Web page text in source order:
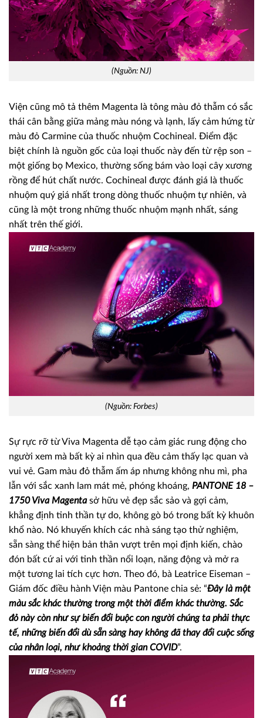
(Nguồn: NJ)
Viện cũng mô tả thêm Magenta là tông màu đỏ thẫm có sắc
thái cân bằng giữa mảng màu nóng và lạnh, lấy cảm hứng từ
màu đỏ Carmine của thuốc nhuộm Cochineal. Điểm đặc
biệt chính là nguồn gốc của loại thuốc này đến từ rệp son –
một giống bọ Mexico, thường sống bám vào loại cây xương
rồng để hút chất nước. Cochineal được đánh giá là thuốc
nhuộm quý giá nhất trong dòng thuốc nhuộm tự nhiên, và
cũng là một trong những thuốc nhuộm mạnh nhất, sáng
nhất trên thế giới.
(Nguồn: Forbes)
Sự rực rỡ từ Viva Magenta dễ tạo cảm giác rung động cho
người xem mà bất kỳ ai nhìn qua đều cảm thấy lạc quan và
vui vẻ. Gam màu đỏ thẫm ấm áp nhưng không nhu mì, pha
lẫn với sắc xanh lam mát mẻ, phóng khoáng, PANTONE 18 –
1750 Viva Magentasở hữu vẻ đẹp sắc sảo và gợi cảm,
khẳng định tinh thần tự do, không gò bó trong bất kỳ khuôn
khổ nào. Nó khuyến khích các nhà sáng tạo thử nghiệm,
sẵn sàng thể hiện bản thân vượt trên mọi định kiến, chào
đón bất cứ ai với tinh thần nổi loạn, năng động và mở ra
một tương lai tích cực hơn. Theo đó, bà Leatrice Eiseman –
Giám đốc điều hành Viện màu Pantone chia sẻ: “Đây là một
màu sắc khác thường trong một thời điểm khác thường. Sắc
đỏ này còn như sự biến đổi buộc con người chúng ta phải thực
tế, những biến đổi dù sẵn sàng hay không đã thay đổi cuộc sống
của nhân loại, như khoảng thời gian COVID”.